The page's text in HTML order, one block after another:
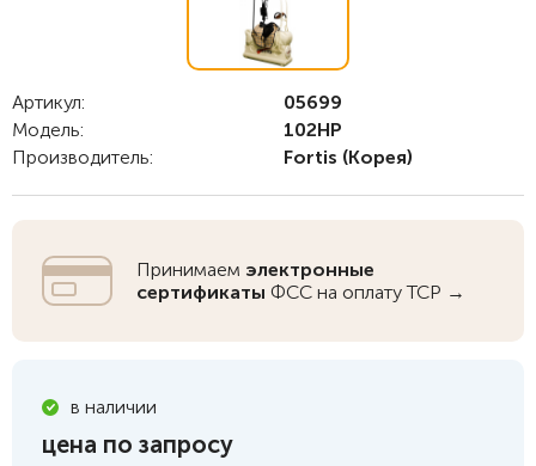
Артикул:
05699
Модель:
102HP
Производитель:
Fortis (Корея)
Принимаем электронные
сертификаты ФСС на оплату ТСР →
в наличии
цена по запросу